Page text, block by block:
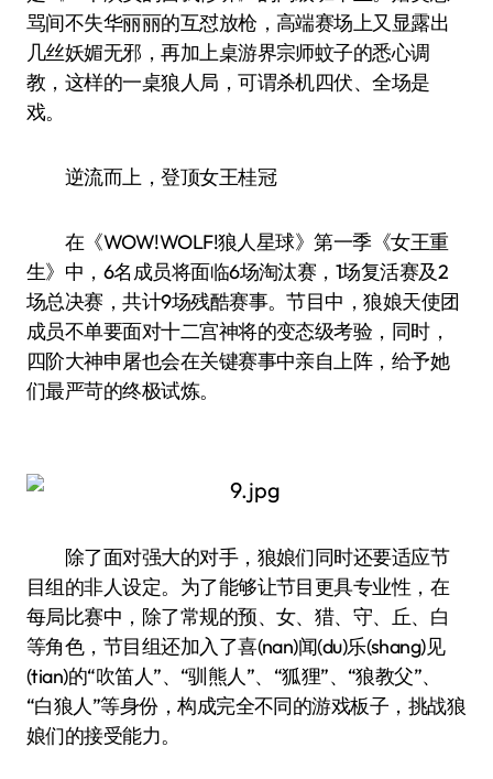
骂间不失华丽丽的互怼放枪，高端赛场上又显露出
几丝妖媚无邪，再加上桌游界宗师蚊子的悉心调
教，这样的一桌狼人局，可谓杀机四伏、全场是
戏。
逆流而上，登顶女王桂冠
在《WOW!WOLF!狼人星球》第一季《女王重
生》中，6名成员将面临6场淘汰赛，1场复活赛及2
场总决赛，共计9场残酷赛事。节目中，狼娘天使团
成员不单要面对十二宫神将的变态级考验，同时，
四阶大神申屠也会在关键赛事中亲自上阵，给予她
们最严苛的终极试炼。
除了面对强大的对手，狼娘们同时还要适应节
目组的非人设定。为了能够让节目更具专业性，在
每局比赛中，除了常规的预、女、猎、守、丘、白
等角色，节目组还加入了喜(nan)闻(du)乐(shang)见
(tian)的“吹笛人”、“驯熊人”、“狐狸”、“狼教父”、
“白狼人”等身份，构成完全不同的游戏板子，挑战狼
娘们的接受能力。